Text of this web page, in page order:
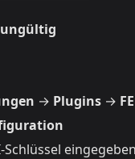
ungültig
→ Plugins →